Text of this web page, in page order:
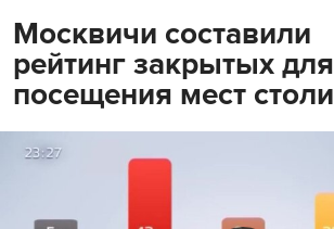
Москвичи составили
рейтинг закрытых для
посещения мест